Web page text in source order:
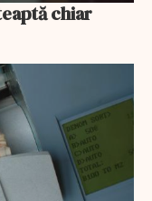
chiar